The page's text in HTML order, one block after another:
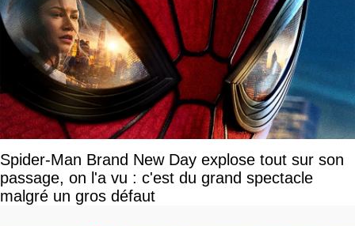
Spider-Man Brand New Day explose tout sur son
passage, on l'a vu : c'est du grand spectacle
malgré un gros défaut